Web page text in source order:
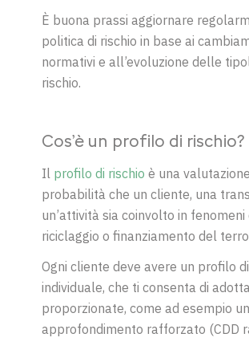
È buona prassi aggiornare
politica di rischio in base ai
normativi e all’evoluzione delle
rischio.
Cos’è un profilo di rischio?
Il profilo di rischio è una
probabilità che un cliente, una
un’attività sia coinvolto in fenomeni
riciclaggio o finanziamento del
Ogni cliente deve avere un profilo
individuale, che ti consenta di
proporzionate, come ad esempio un
approfondimento rafforzato (CDD